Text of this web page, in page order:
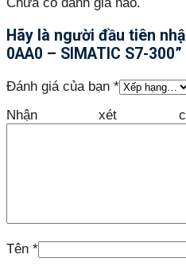
Hãy là người đầu tiên
0AA0 – SIMATIC S7-300”
Đánh giá của bạn *
Nhận xét
Tên *